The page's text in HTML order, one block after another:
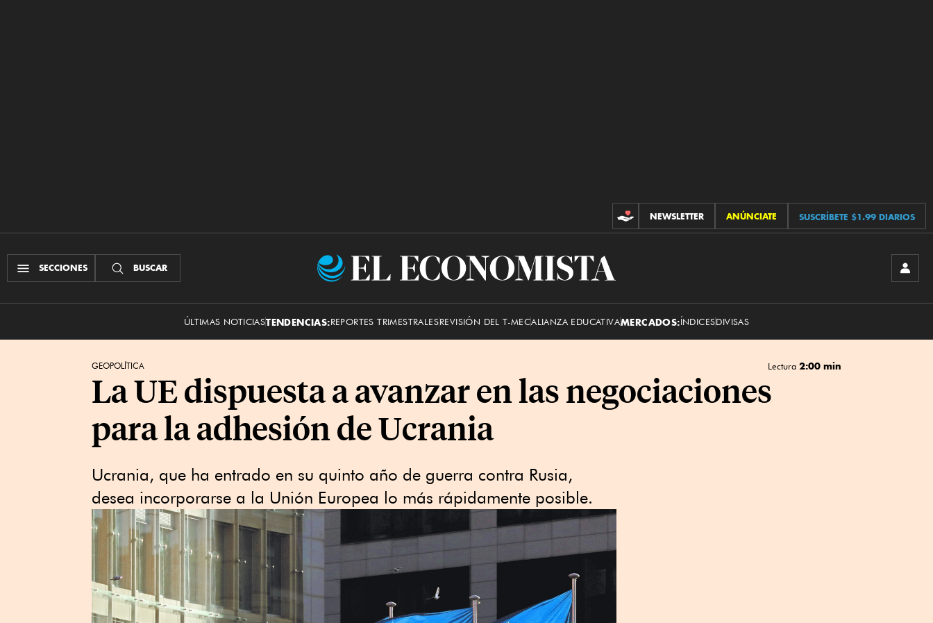
CONTRIBUCIONES
NEWSLETTER ANÚNCIATE SUSCRÍBETE $1.99 DIARIOS
SECCIONES BUSCAR
El
ÚLTIMAS NOTICIASTENDENCIAS:REPORTES TRIMESTRALESREVISIÓN DEL T-MECALIANZA EDUCATIVAMERCADOS:ÍNDICESDIVISAS
GEOPOLÍTICA Lectura 2:00 min
La UE dispuesta a avanzar en las negociaciones
para la adhesión de Ucrania
Ucrania, que ha entrado en su quinto año de guerra contra Rusia,
desea incorporarse a la Unión Europea lo más rápidamente posible.